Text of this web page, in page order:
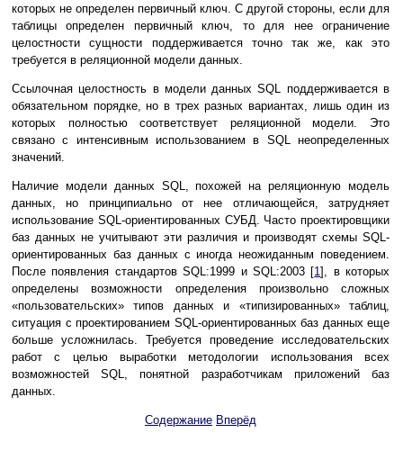
которых не определен первичный ключ. С другой стороны, если для
таблицы определен первичный ключ, то для нее ограничение
целостности сущности поддерживается точно так же, как это
требуется в реляционной модели данных.
Ссылочная целостность в модели данных SQL поддерживается в
обязательном порядке, но в трех разных вариантах, лишь один из
которых полностью соответствует реляционной модели. Это
связано с интенсивным использованием в SQL неопределенных
значений.
Наличие модели данных SQL, похожей на реляционную модель
данных, но принципиально от нее отличающейся, затрудняет
использование SQL-ориентированных СУБД. Часто проектировщики
баз данных не учитывают эти различия и производят схемы SQL-
ориентированных баз данных с иногда неожиданным поведением.
После появления стандартов SQL:1999 и SQL:2003 [1], в которых
определены возможности определения произвольно сложных
«пользовательских» типов данных и «типизированных» таблиц,
ситуация с проектированием SQL-ориентированных баз данных еще
больше усложнилась. Требуется проведение исследовательских
работ с целью выработки методологии использования всех
возможностей SQL, понятной разработчикам приложений баз
данных.
Содержание Вперёд